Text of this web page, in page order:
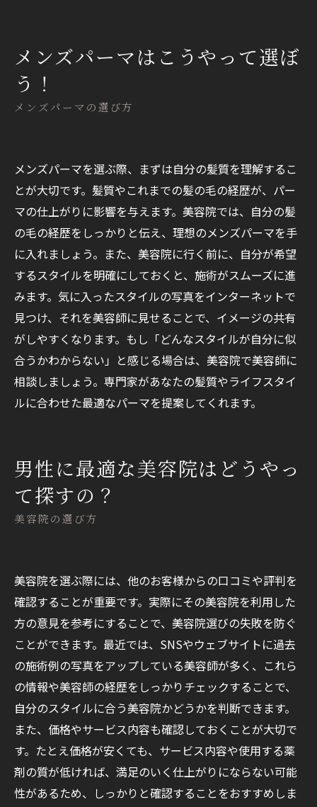
メンズパーマの選び方
メンズパーマはこうやって選ぼ
う！
メンズパーマを選ぶ際、まずは自分の髪質を理解するこ
とが大切です。髪質やこれまでの髪の毛の経歴が、パー
マの仕上がりに影響を与えます。美容院では、自分の髪
の毛の経歴をしっかりと伝え、理想のメンズパーマを手
に入れましょう。また、美容院に行く前に、自分が希望
するスタイルを明確にしておくと、施術がスムーズに進
みます。気に入ったスタイルの写真をインターネットで
見つけ、それを美容師に見せることで、イメージの共有
がしやすくなります。もし「どんなスタイルが自分に似
合うかわからない」と感じる場合は、美容院で美容師に
相談しましょう。専門家があなたの髪質やライフスタイ
ルに合わせた最適なパーマを提案してくれます。
美容院の選び方
男性に最適な美容院はどうやっ
て探すの？
美容院を選ぶ際には、他のお客様からの口コミや評判を
確認することが重要です。実際にその美容院を利用した
方の意見を参考にすることで、美容院選びの失敗を防ぐ
ことができます。最近では、SNSやウェブサイトに過去
の施術例の写真をアップしている美容師が多く、これら
の情報や美容師の経歴をしっかりチェックすることで、
自分のスタイルに合う美容院かどうかを判断できます。
また、価格やサービス内容も確認しておくことが大切で
す。たとえ価格が安くても、サービス内容や使用する薬
剤の質が低ければ、満足のいく仕上がりにならない可能
性があるため、しっかりと確認することをおすすめしま